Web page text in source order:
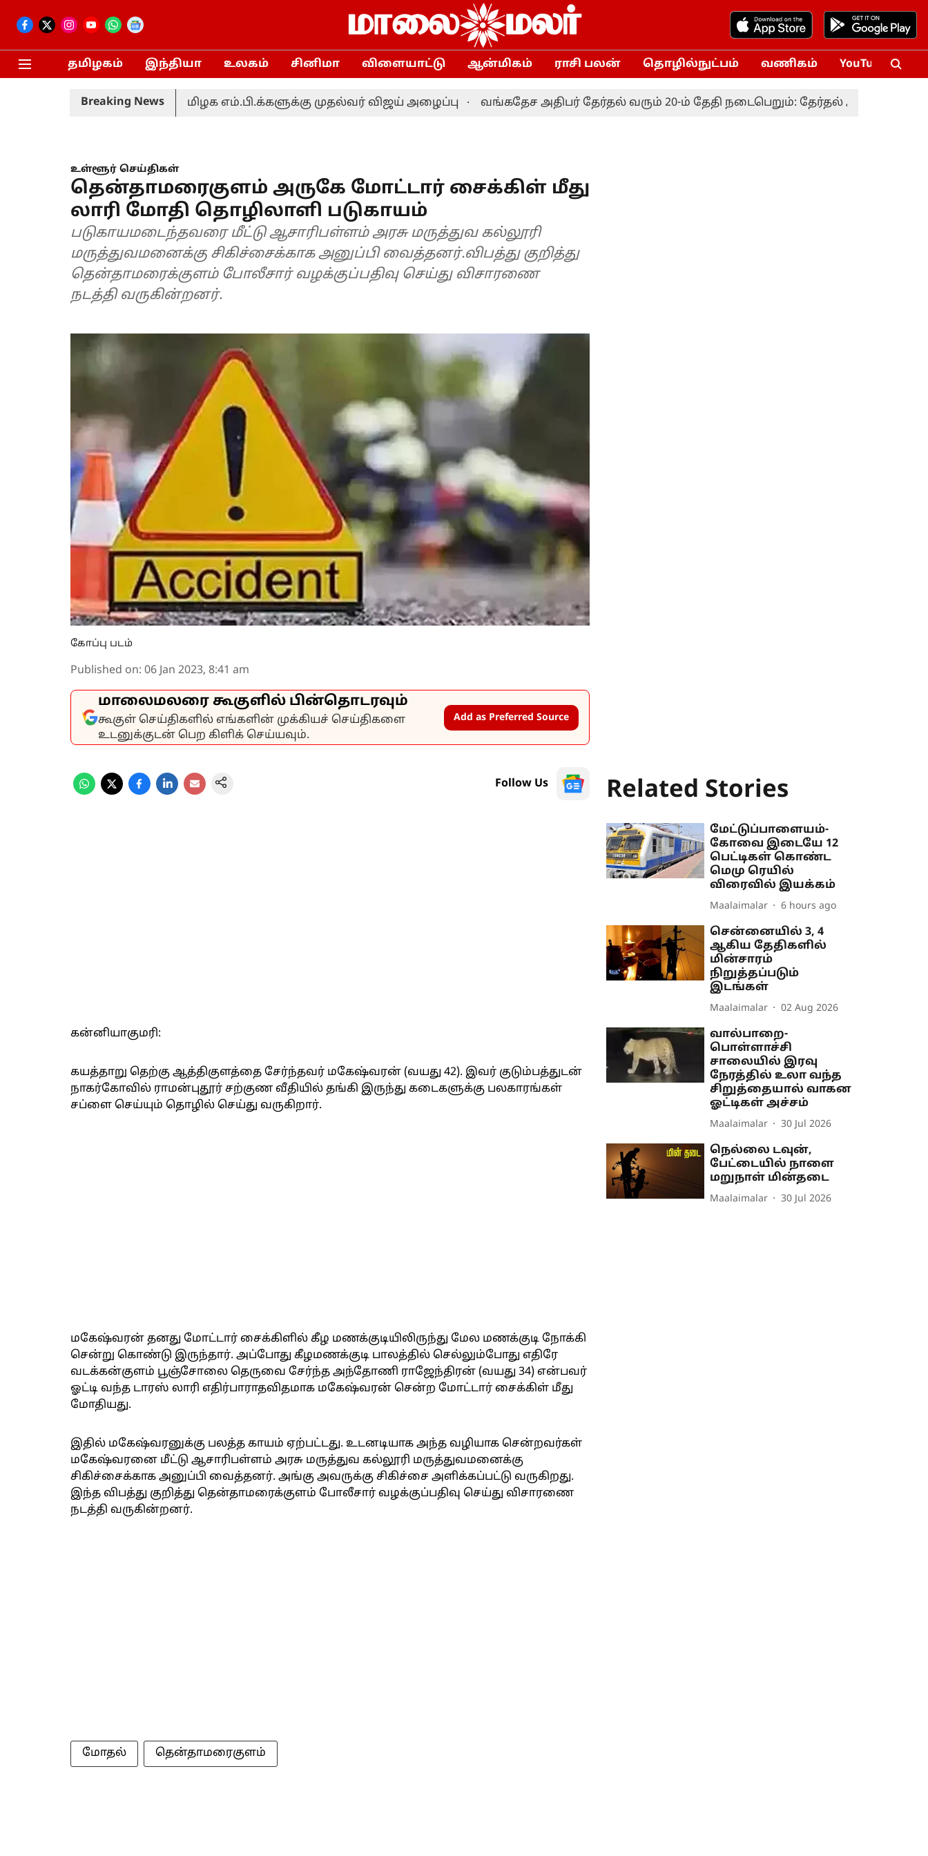
தமிழகம் இந்தியா உலகம் சினிமா விளையாட்டு ஆன்மிகம் ராசி பலன் தொழில்நுட்பம் வணிகம் YouTube
Breaking News
ஆலோசனை: தமிழக எம்.பி.க்களுக்கு முதல்வர் விஜய் அழைப்பு வங்கதேச அதிபர் தேர்தல் வரும் 20-ம் தேதி நடைபெறும்: தேர்தல் ஆணையம்
உள்ளூர் செய்திகள்
தென்தாமரைகுளம் அருகே மோட்டார் சைக்கிள் மீது
லாரி மோதி தொழிலாளி படுகாயம்
படுகாயமடைந்தவரை மீட்டு ஆசாரிபள்ளம் அரசு மருத்துவ கல்லூரி
மருத்துவமனைக்கு சிகிச்சைக்காக அனுப்பி வைத்தனர்.விபத்து குறித்து
தென்தாமரைக்குளம் போலீசார் வழக்குப்பதிவு செய்து விசாரணை
நடத்தி வருகின்றனர்.
கோப்பு படம்
Published on: 06 Jan 2023, 8:41 am
மாலைமலரை கூகுளில் பின்தொடரவும்
கூகுள் செய்திகளில் எங்களின் முக்கியச் செய்திகளை
உடனுக்குடன் பெற கிளிக் செய்யவும்.
Add as Preferred Source
Follow Us
கன்னியாகுமரி:
கயத்தாறு தெற்கு ஆத்திகுளத்தை சேர்ந்தவர் மகேஷ்வரன் (வயது 42). இவர் குடும்பத்துடன்
நாகர்கோவில் ராமன்புதூர் சற்குண வீதியில் தங்கி இருந்து கடைகளுக்கு பலகாரங்கள்
சப்ளை செய்யும் தொழில் செய்து வருகிறார்.
மகேஷ்வரன் தனது மோட்டார் சைக்கிளில் கீழ மணக்குடியிலிருந்து மேல மணக்குடி நோக்கி
சென்று கொண்டு இருந்தார். அப்போது கீழமணக்குடி பாலத்தில் செல்லும்போது எதிரே
வடக்கன்குளம் பூஞ்சோலை தெருவை சேர்ந்த அந்தோணி ராஜேந்திரன் (வயது 34) என்பவர்
ஓட்டி வந்த டாரஸ் லாரி எதிர்பாராதவிதமாக மகேஷ்வரன் சென்ற மோட்டார் சைக்கிள் மீது
மோதியது.
இதில் மகேஷ்வரனுக்கு பலத்த காயம் ஏற்பட்டது. உடனடியாக அந்த வழியாக சென்றவர்கள்
மகேஷ்வரனை மீட்டு ஆசாரிபள்ளம் அரசு மருத்துவ கல்லூரி மருத்துவமனைக்கு
சிகிச்சைக்காக அனுப்பி வைத்தனர். அங்கு அவருக்கு சிகிச்சை அளிக்கப்பட்டு வருகிறது.
இந்த விபத்து குறித்து தென்தாமரைக்குளம் போலீசார் வழக்குப்பதிவு செய்து விசாரணை
நடத்தி வருகின்றனர்.
மோதல் தென்தாமரைகுளம்
Related Stories
மேட்டுப்பாளையம்-
கோவை இடையே 12
பெட்டிகள் கொண்ட
மெமு ரெயில்
விரைவில் இயக்கம்
Maalaimalar 6 hours ago
சென்னையில் 3, 4
ஆகிய தேதிகளில்
மின்சாரம்
நிறுத்தப்படும்
இடங்கள்
Maalaimalar 02 Aug 2026
வால்பாறை-
பொள்ளாச்சி
சாலையில் இரவு
நேரத்தில் உலா வந்த
சிறுத்தையால் வாகன
ஓட்டிகள் அச்சம்
Maalaimalar 30 Jul 2026
நெல்லை டவுன்,
பேட்டையில் நாளை
மறுநாள் மின்தடை
Maalaimalar 30 Jul 2026